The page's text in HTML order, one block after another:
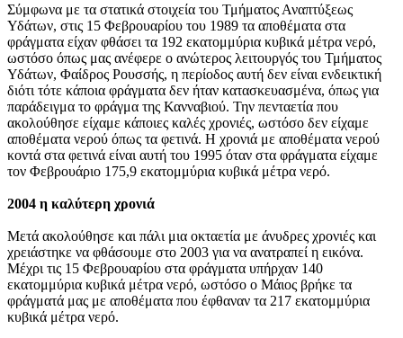
Σύμφωνα με τα στατικά στοιχεία του Τμήματος Αναπτύξεως
Υδάτων, στις 15 Φεβρουαρίου του 1989 τα αποθέματα στα
φράγματα είχαν φθάσει τα 192 εκατομμύρια κυβικά μέτρα νερό,
ωστόσο όπως μας ανέφερε ο ανώτερος λειτουργός του Τμήματος
Υδάτων, Φαίδρος Ρουσσής, η περίοδος αυτή δεν είναι ενδεικτική
διότι τότε κάποια φράγματα δεν ήταν κατασκευασμένα, όπως για
παράδειγμα το φράγμα της Κανναβιού. Την πενταετία που
ακολούθησε είχαμε κάποιες καλές χρονιές, ωστόσο δεν είχαμε
αποθέματα νερού όπως τα φετινά. Η χρονιά με αποθέματα νερού
κοντά στα φετινά είναι αυτή του 1995 όταν στα φράγματα είχαμε
τον Φεβρουάριο 175,9 εκατομμύρια κυβικά μέτρα νερό.
2004 η καλύτερη χρονιά
Μετά ακολούθησε και πάλι μια οκταετία με άνυδρες χρονιές και
χρειάστηκε να φθάσουμε στο 2003 για να ανατραπεί η εικόνα.
Μέχρι τις 15 Φεβρουαρίου στα φράγματα υπήρχαν 140
εκατομμύρια κυβικά μέτρα νερό, ωστόσο ο Μάιος βρήκε τα
φράγματά μας με αποθέματα που έφθαναν τα 217 εκατομμύρια
κυβικά μέτρα νερό.